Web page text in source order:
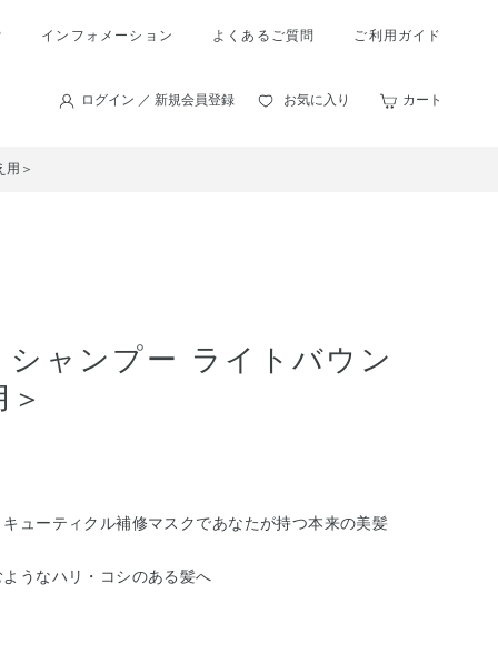
インフォメーション よくあるご質問 ご利用ガイド
ログイン ／ 新規会員登録 お気に入り カート
用＞
ャンプー ライトバウン
ューティクル補修マスクであなたが持つ本来の美髪
うなハリ・コシのある髪へ